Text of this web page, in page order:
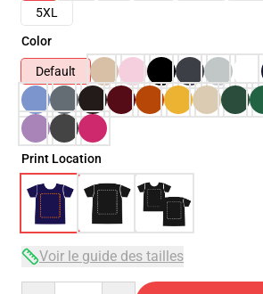
5XL
Color
Default
Print Location
Voir le guide des tailles